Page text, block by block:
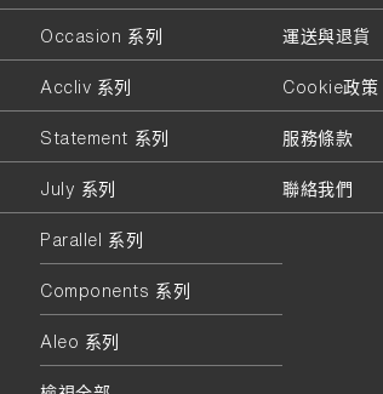
Occasion 系列
Accliv 系列
Statement 系列
July 系列
Parallel 系列
Components 系列
Aleo 系列
運送與退貨
Cookie政策
服務條款
聯絡我們